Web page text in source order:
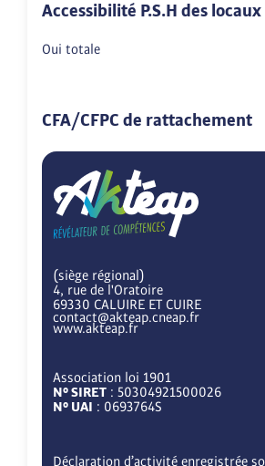
Accessibilité P.S.H des locaux
Oui totale
CFA/CFPC de rattachement
(siège régional)
4, rue de l'Oratoire
69330 CALUIRE ET CUIRE
contact@akteap.cneap.fr
www.akteap.fr
Association loi 1901
N° SIRET : 50304921500026
N° UAI : 0693764S
Déclaration d’activité enregistrée